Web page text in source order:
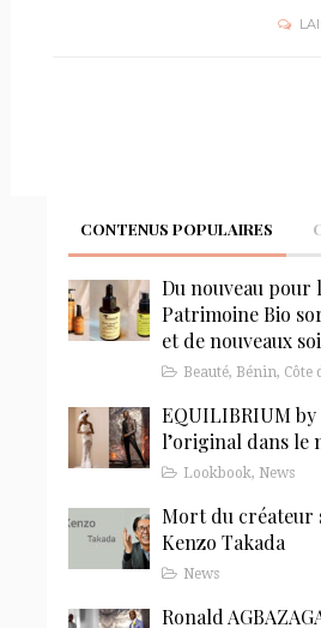
CONTENUS POPULAIRES
Du nouveau pour
Patrimoine Bio
et de nouveaux
Beauté, Bénin, Côte
EQUILIBRIUM
l’original dans le
Lookbook, News
Mort du créateur
Kenzo Takada
News
Ronald